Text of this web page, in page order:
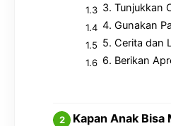
3. Tunjukkan
4. Gunakan
5. Cerita dan
6. Berikan
Kapan Anak Bisa